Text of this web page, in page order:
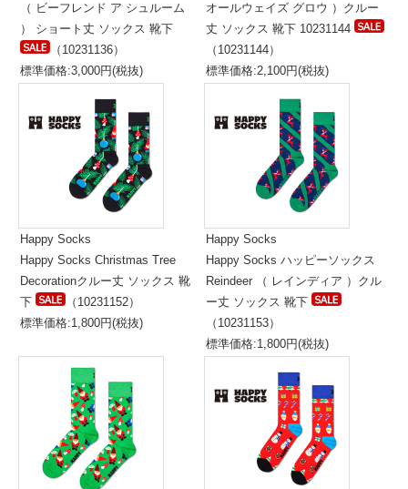
（ ビーフレンド ア シュルーム
） ショート丈 ソックス 靴下
（10231136）
標準価格:3,000円(税抜)
オールウェイズ グロウ ）クルー
丈 ソックス 靴下 10231144
（10231144）
標準価格:2,100円(税抜)
Happy Socks
Happy Socks Christmas Tree
Decorationクルー丈 ソックス 靴
下
（10231152）
標準価格:1,800円(税抜)
Happy Socks
Happy Socks ハッピーソックス
Reindeer （ レインディア ）クル
ー丈 ソックス 靴下
（10231153）
標準価格:1,800円(税抜)